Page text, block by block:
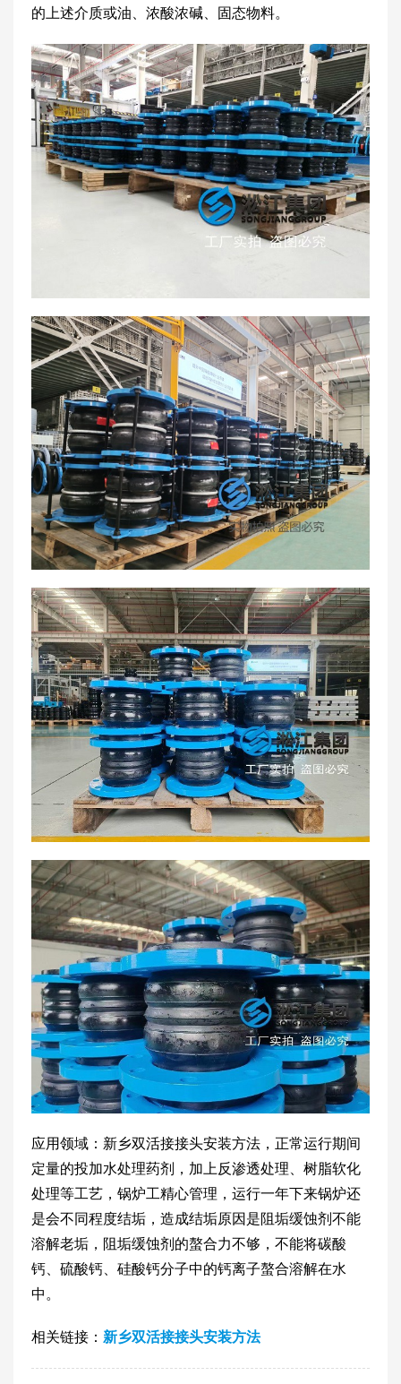
的上述介质或油、浓酸浓碱、固态物料。
应用领域：新乡双活接接头安装方法，正常运行期间
定量的投加水处理药剂，加上反渗透处理、树脂软化
处理等工艺，锅炉工精心管理，运行一年下来锅炉还
是会不同程度结垢，造成结垢原因是阻垢缓蚀剂不能
溶解老垢，阻垢缓蚀剂的螯合力不够，不能将碳酸
钙、硫酸钙、硅酸钙分子中的钙离子螯合溶解在水
中。
相关链接： 新乡双活接接头安装方法